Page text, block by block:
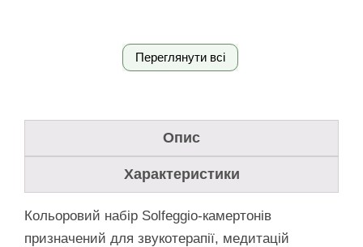
Переглянути всі
Опис
Характеристики
Кольоровий набір Solfeggio-камертонів
призначений для звукотерапії, медитацій